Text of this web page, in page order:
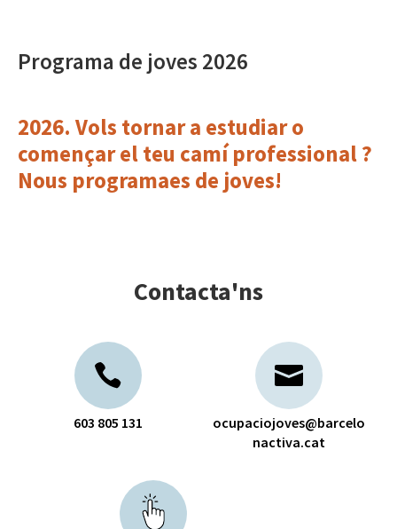
Programa de joves 2026
2026. Vols tornar a estudiar o
començar el teu camí professional ?
Nous programaes de joves!
Contacta'ns
603 805 131
ocupaciojoves@barcelo
nactiva.cat